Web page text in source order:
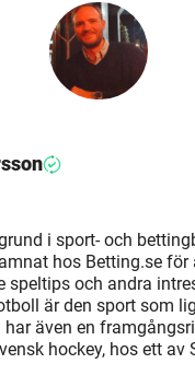
i sport- och
hos Betting.se
speltips och andra
är den sport som
även en
hockey, hos ett av